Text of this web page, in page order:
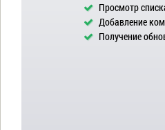
Просмотр
Добавление
Получение